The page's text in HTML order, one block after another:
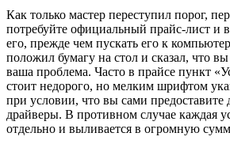
Как только мастер переступил порог,
потребуйте официальный прайс-лист и
его, прежде чем пускать его к
положил бумагу на стол и сказал, что
ваша проблема. Часто в прайсе пункт
стоит недорого, но мелким шрифтом
при условии, что вы сами предоставите
драйверы. В противном случае каждая
отдельно и выливается в огромную